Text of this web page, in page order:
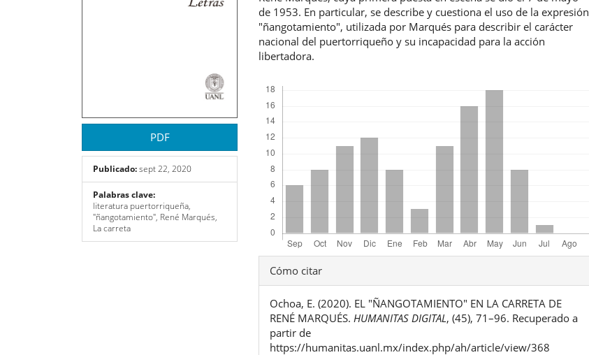
PDF
Publicado:sept 22, 2020
Palabras clave:
literatura puertorriqueña,
"ñangotamiento", René Marqués,
La carreta
de 1953. En particular, se describe y cuestiona el uso de la expresión
"ñangotamiento", utilizada por Marqués para describir el carácter
nacional del puertorriqueño y su incapacidad para la acción
libertadora.
Detalles
del
artículo
Cómo citar
Ochoa, E. (2020). EL "ÑANGOTAMIENTO" EN LA CARRETA DE
RENÉ MARQUÉS. HUMANITAS DIGITAL, (45), 71–96. Recuperado a
partir de
https://humanitas.uanl.mx/index.php/ah/article/view/368